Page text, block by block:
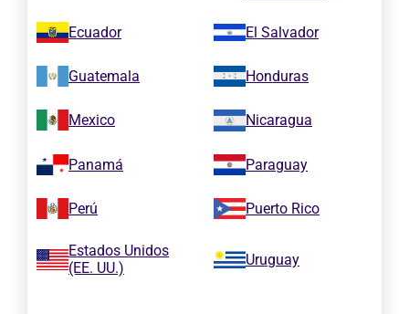
Ecuador El Salvador
Guatemala Honduras
Mexico Nicaragua
Panamá Paraguay
Perú Puerto Rico
Estados Unidos
(EE. UU.)
Uruguay